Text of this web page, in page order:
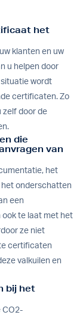
het
klanten en uw
u helpen door
wordt
certificaten. Zo
zelf door de
die
van
het
onderschatten
een
ook te laat met het
ze niet
certificaten
valkuilen en
bij het
CO2-